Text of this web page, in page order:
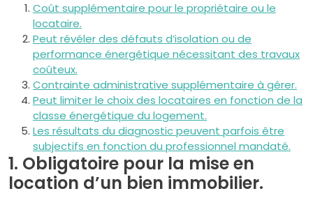
Coût supplémentaire pour le propriétaire ou le
locataire.
Peut révéler des défauts d’isolation ou de
performance énergétique nécessitant des travaux
coûteux.
Contrainte administrative supplémentaire à gérer.
Peut limiter le choix des locataires en fonction de la
classe énergétique du logement.
Les résultats du diagnostic peuvent parfois être
subjectifs en fonction du professionnel mandaté.
1. Obligatoire pour la mise en
location d’un bien immobilier.